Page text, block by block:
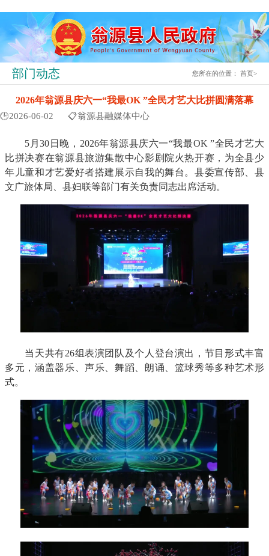
部门动态 您所在的位置：首页>
2026年翁源县庆六一“我最OK ”全民才艺大比拼圆满落幕
🕒2026-06-02 📋翁源县融媒体中心
5月30日晚，2026年翁源县庆六一“我最OK ”全民才艺大
比拼决赛在翁源县旅游集散中心影剧院火热开赛，为全县少
年儿童和才艺爱好者搭建展示自我的舞台。县委宣传部、县
文广旅体局、县妇联等部门有关负责同志出席活动。
当天共有26组表演团队及个人登台演出，节目形式丰富
多元，涵盖器乐、声乐、舞蹈、朗诵、篮球秀等多种艺术形
式。